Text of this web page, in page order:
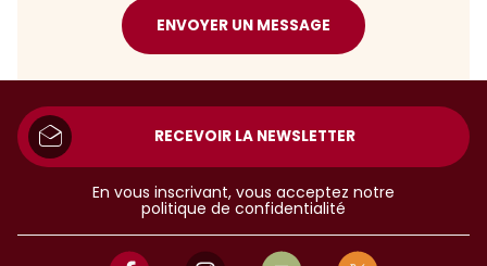
ENVOYER UN MESSAGE
RECEVOIR LA NEWSLETTER
En vous inscrivant, vous acceptez notre
politique de confidentialité